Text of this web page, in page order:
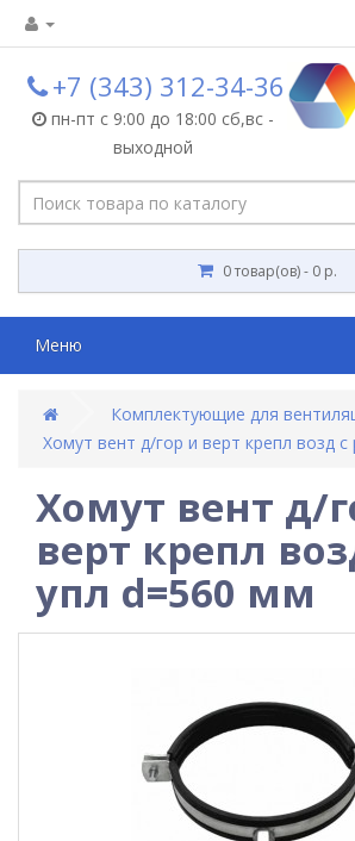
+7 (343) 312-34-36
пн-пт с 9:00 до 18:00 сб,вс -
выходной
0 товар(ов) - 0 р.
Меню
Комплектующие для
Хомут вент д/гор и верт крепл возд
Хомут вент д/
верт крепл
упл d=560 мм